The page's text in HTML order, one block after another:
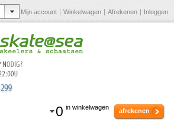
Mijn account Winkelwagen Afrekenen Inloggen
0 in winkelwagen afrekenen